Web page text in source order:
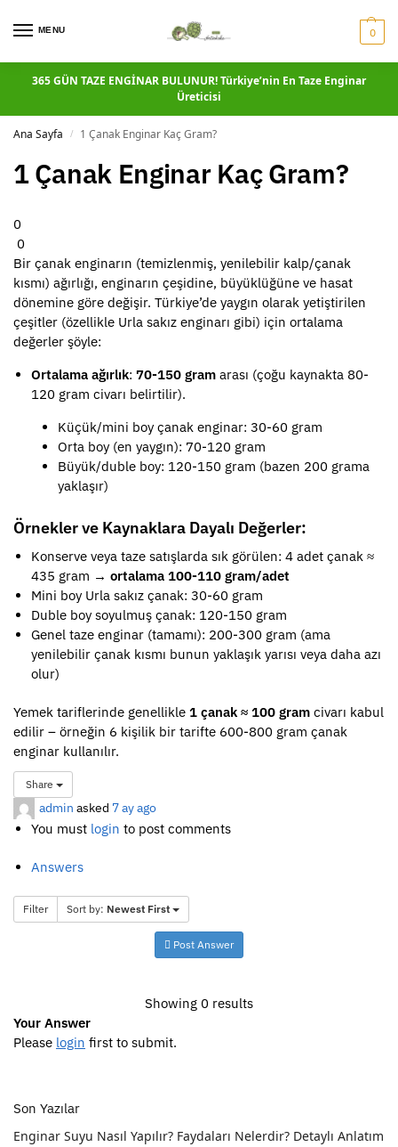
MENU 0
365 GÜN TAZE ENGİNAR BULUNUR! Türkiye’nin En Taze Enginar
Üreticisi
Ana Sayfa / 1 Çanak Enginar Kaç Gram?
1 Çanak Enginar Kaç Gram?
0
0
Bir çanak enginarın (temizlenmiş, yenilebilir kalp/çanak
kısmı) ağırlığı, enginarın çeşidine, büyüklüğüne ve hasat
dönemine göre değişir. Türkiye’de yaygın olarak yetiştirilen
çeşitler (özellikle Urla sakız enginarı gibi) için ortalama
değerler şöyle:
Ortalama ağırlık: 70-150 gram arası (çoğu kaynakta 80-
120 gram civarı belirtilir).
Küçük/mini boy çanak enginar: 30-60 gram
Orta boy (en yaygın): 70-120 gram
Büyük/duble boy: 120-150 gram (bazen 200 grama
yaklaşır)
Örnekler ve Kaynaklara Dayalı Değerler:
Konserve veya taze satışlarda sık görülen: 4 adet çanak ≈
435 gram → ortalama 100-110 gram/adet
Mini boy Urla sakız çanak: 30-60 gram
Duble boy soyulmuş çanak: 120-150 gram
Genel taze enginar (tamamı): 200-300 gram (ama
yenilebilir çanak kısmı bunun yaklaşık yarısı veya daha azı
olur)
Yemek tariflerinde genellikle 1 çanak ≈ 100 gram civarı kabul
edilir – örneğin 6 kişilik bir tarifte 600-800 gram çanak
enginar kullanılır.
Share
admin asked 7 ay ago
You must login to post comments
Answers
Filter Sort by: Newest First
Post Answer
Showing 0 results
Your Answer
Please login first to submit.
Son Yazılar
Enginar Suyu Nasıl Yapılır? Faydaları Nelerdir? Detaylı Anlatım